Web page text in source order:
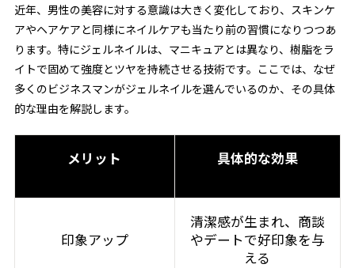
近年、男性の美容に対する意識は大きく変化しており、スキンケ
アやヘアケアと同様にネイルケアも当たり前の習慣になりつつあ
ります。特にジェルネイルは、マニキュアとは異なり、樹脂をラ
イトで固めて強度とツヤを持続させる技術です。ここでは、なぜ
多くのビジネスマンがジェルネイルを選んでいるのか、その具体
的な理由を解説します。
メリット 具体的な効果
印象アップ
清潔感が生まれ、商談
やデートで好印象を与
える